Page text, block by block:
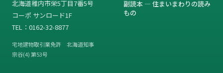
北海道稚内市栄5丁目7番5号
コーポ サンロード1F
TEL：0162-32-8877
宅地建物取引業免許 北海道知事
宗谷(4) 第53号
副読本 — 住まいまわりの読み
もの